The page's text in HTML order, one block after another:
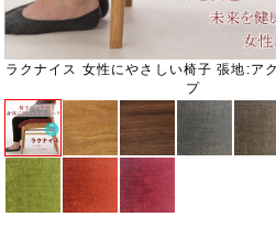
ラクナイス 女性にやさしい椅子 張地:ア
プ